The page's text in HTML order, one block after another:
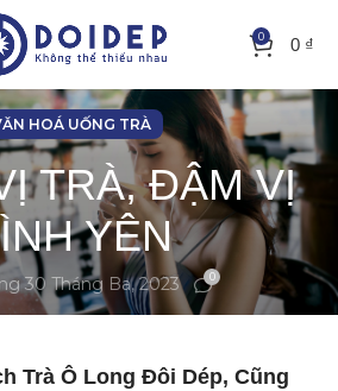
0 0 ₫
HOÁ UỐNG TRÀ
TRÀ, ĐẬM VỊ
YÊN
30 Tháng Ba, 2023 0
Trà Ô Long Đôi Dép, Cũng